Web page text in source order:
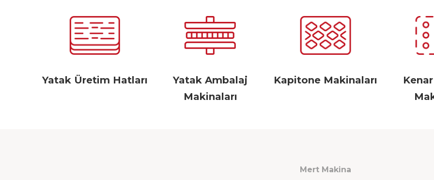
Yatak Üretim Hatları
Yatak Ambalaj
Makinaları
Kapitone Makinaları
Mert Makina